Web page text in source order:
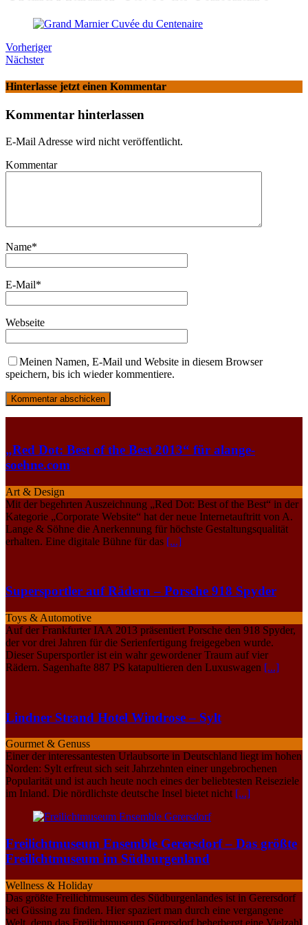
Vorheriger
Nächster
Hinterlasse jetzt einen Kommentar
Kommentar hinterlassen
E-Mail Adresse wird nicht veröffentlicht.
Kommentar
Name*
E-Mail*
Webseite
Meinen Namen, E-Mail und Website in diesem Browser
speichern, bis ich wieder kommentiere.
„Red Dot: Best of the Best 2013“ für alange-
soehne.com
Art & Design
Mit der begehrten Auszeichnung „Red Dot: Best of the Best“ in der
Kate­gorie „Corporate Website“ hat der neue Internetauftritt von A.
Lange & Söhne die Anerkennung für höchste Gestaltungsqualität
erhalten. Eine digitale Bühne für das [...]
Supersportler auf Rädern – Porsche 918 Spyder
Toys & Automotive
Auf der Frankfurter IAA 2013 präsentiert Porsche den 918 Spyder,
der vor drei Jahren für die Serienfertigung freigegeben wurde.
Dieser Supersportler ist ein wahr gewordener Traum auf vier
Rädern. Sagenhafte 887 PS katapultieren den Luxuswagen [...]
Lindner Strand Hotel Windrose – Sylt
Gourmet & Genuss
Einer der interessantesten Urlaubsorte in Deutschland liegt im hohen
Norden: Sylt erfreut sich seit Jahrzehnten einer ungebrochenen
Popularität und ist auch heute noch eines der beliebtesten Reiseziele
im Inland. Die nördlichste deutsche Insel bietet nicht [...]
Freilichtmuseum Ensemble Gerersdorf – Das größte
Freilichtmuseum im Südburgenland
Wellness & Holiday
Das größte Freilichtmuseum des Südburgenlandes ist in Gerersdorf
bei Güssing zu finden. Hier spaziert man durch eine vergangene
Welt, denn das Freilichtmuseum Gerersdorf beherbergt eine Vielzahl